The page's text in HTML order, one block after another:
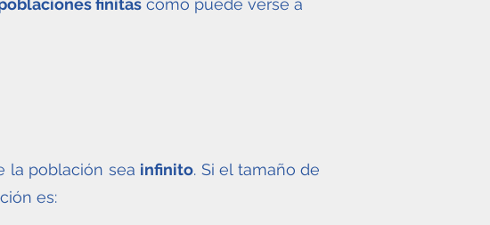
finitas como puede verse a
la población sea infinito. Si el tamaño de
es: